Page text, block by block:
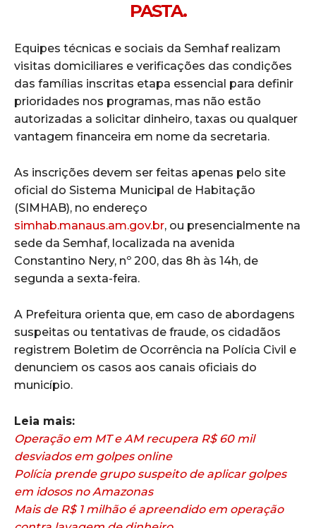
PASTA.
Equipes técnicas e sociais da Semhaf realizam
visitas domiciliares e verificações das condições
das famílias inscritas etapa essencial para definir
prioridades nos programas, mas não estão
autorizadas a solicitar dinheiro, taxas ou qualquer
vantagem financeira em nome da secretaria.
As inscrições devem ser feitas apenas pelo site
oficial do Sistema Municipal de Habitação
(SIMHAB), no endereço
simhab.manaus.am.gov.br, ou presencialmente na
sede da Semhaf, localizada na avenida
Constantino Nery, nº 200, das 8h às 14h, de
segunda a sexta-feira.
A Prefeitura orienta que, em caso de abordagens
suspeitas ou tentativas de fraude, os cidadãos
registrem Boletim de Ocorrência na Polícia Civil e
denunciem os casos aos canais oficiais do
município.
Leia mais:
Operação em MT e AM recupera R$ 60 mil
desviados em golpes online
Polícia prende grupo suspeito de aplicar golpes
em idosos no Amazonas
Mais de R$ 1 milhão é apreendido em operação